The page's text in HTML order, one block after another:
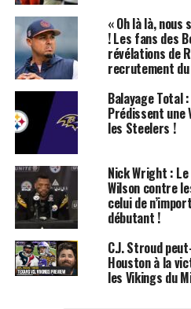
Jordan Love, qui a été
repêchage de la NFL en 2020,
comme un talent brut avec un
avoir passé ses premières
remplaçant, il a enfin eu
terrain. Les experts
développement continu
concurrent sérieux dans les
Comparaisons
Quarterbacks
En analysant son style de jeu,
comparent à des
Mahomes ou Josh Allen, qui
« Oh là là, nous
! Les fans des
révélations de
recrutement
Balayage Total
Prédissent une
les Steelers !
Nick Wright :
Wilson contre
celui de
débutant !
C.J. Stroud
Houston à la
les Vikings du